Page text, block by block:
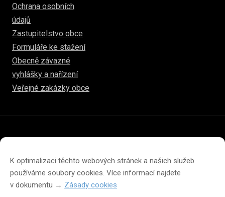
K optimalizaci těchto webových stránek a našich služeb
používáme soubory cookies. Více informací najdete
v dokumentu → Zásady cookies
Ochrana osobních
údajů
Zastupitelstvo obce
Formuláře ke stažení
Obecně závazné
vyhlášky a nařízení
Veřejné zakázky obce
Prohlášení o přístupnosti
Prohlášení o ochraně soukromí
Zásady cookies (EU)